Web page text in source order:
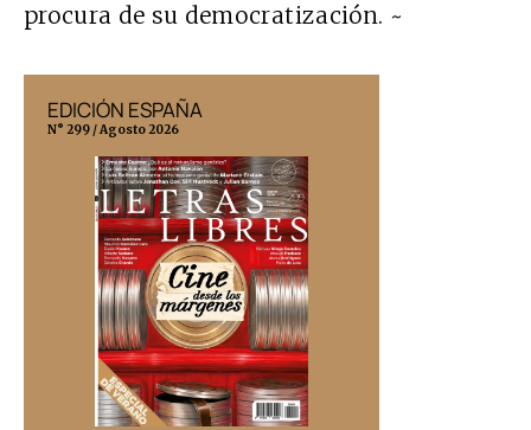
procura de su democratización. ~
EDICIÓN ESPAÑA
N° 299 / Agosto 2026